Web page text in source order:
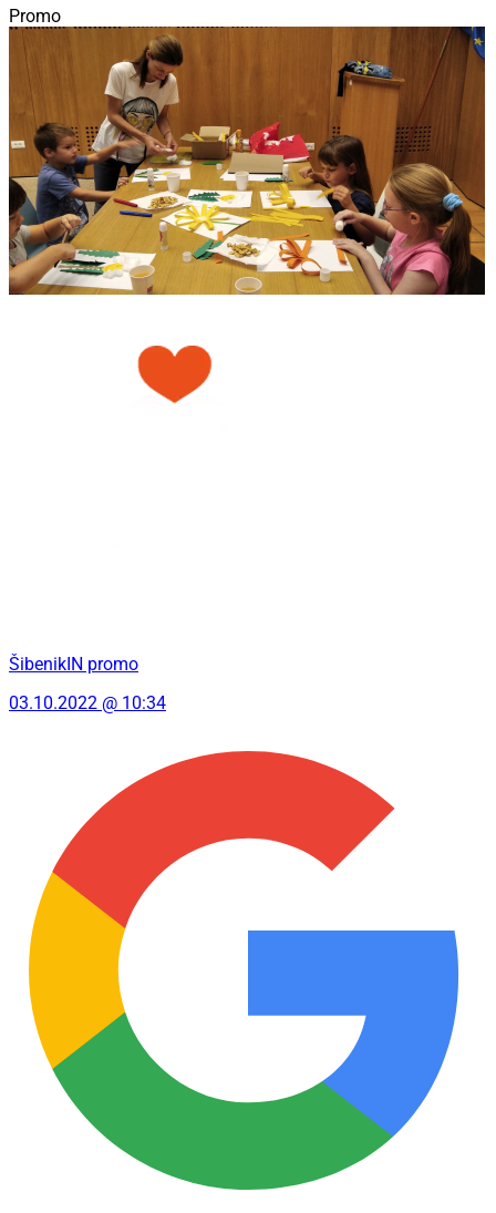
Promo
ŠibenikIN promo
03.10.2022 @ 10:34